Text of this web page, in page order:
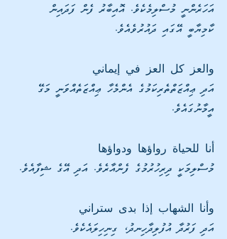
އަހަރެންނީ މުސްލިމެކެވެ. އޮއިބާރު ފެން ފަދައިން
ކާމިޔާބީ އޭގައި ދައުރުވެއެވެ.
والعز كل العز في إيماني
އަދި ޢިއްޒަތްތެރިކަމުގެ އެންމެހާ ޢިއްޒަތެއްވަނީ މަގޭ
އީމާނުގައެވެ.
أنا للحياة رواؤها ودواؤها
މުސްލިމަކީ ދިރިހުރުމުގެ ފެންއާރެވެ. އަދި އޭގެ ޝިފާއެވެ.
وأنا الشهاب إذا بدى ستراني
އަދި ފަރުދާ އުފުލިދާހިނދު، ގިނިހިލައެކެވެ.